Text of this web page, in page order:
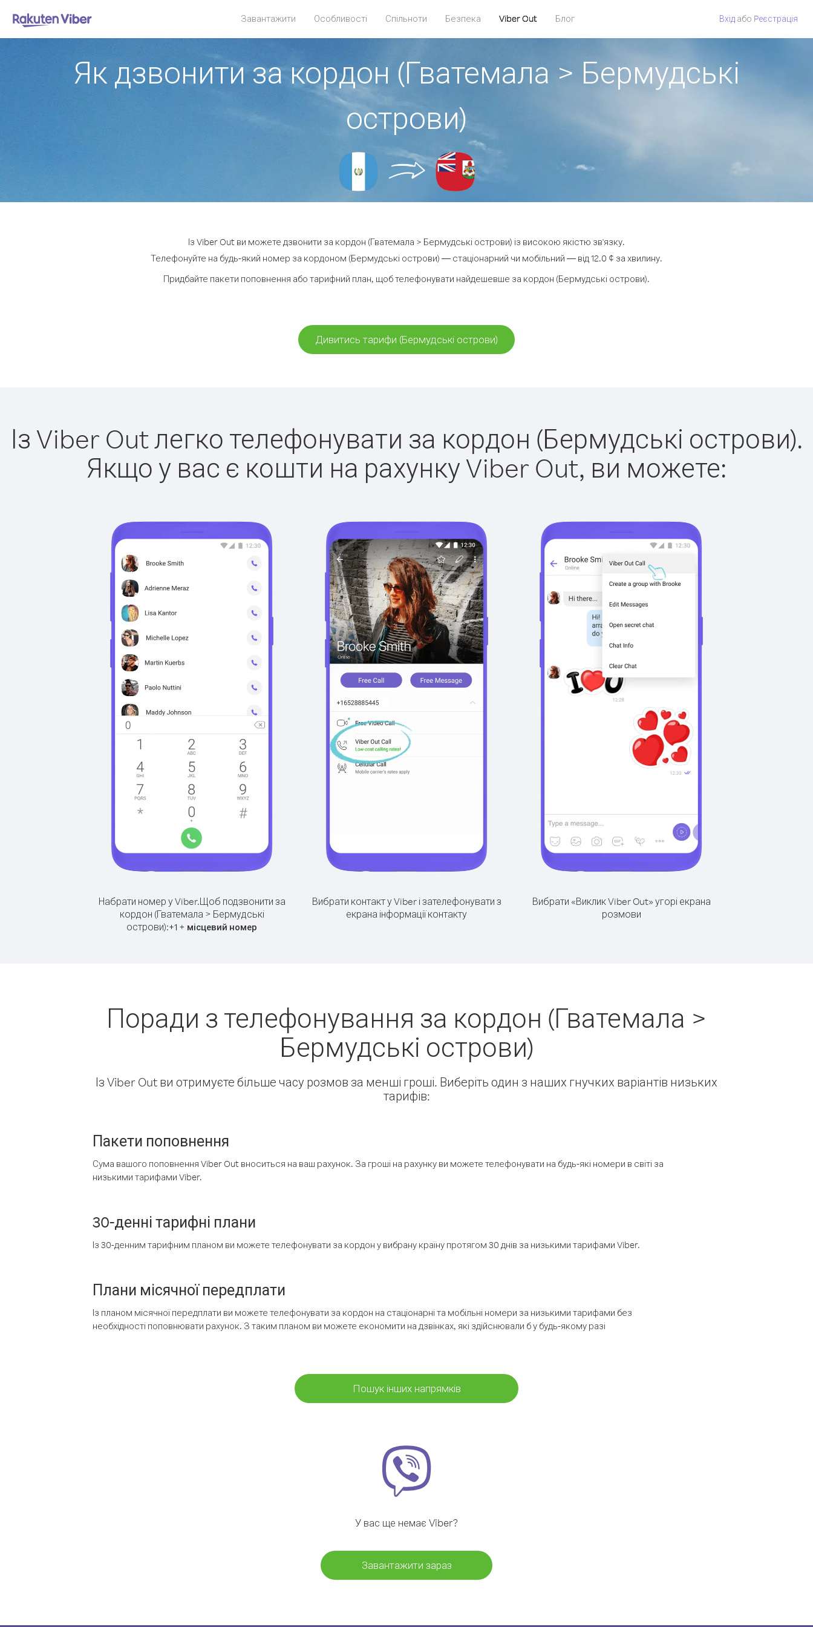
Завантажити Особливості Спільноти Безпека Viber Out Блог Вхід або Pеєстрація
Як дзвонити за кордон (Гватемала > Бермудські
острови)
Із Viber Out ви можете дзвонити за кордон (Гватемала > Бермудські острови) із високою якістю зв'язку.
Телефонуйте на будь-який номер за кордоном (Бермудські острови) — стаціонарний чи мобільний — від 12.0 ¢ за хвилину.
Придбайте пакети поповнення або тарифний план, щоб телефонувати найдешевше за кордон (Бермудські острови).
Дивитись тарифи (Бермудські острови)
Із Viber Out легко телефонувати за кордон (Бермудські острови).
Якщо у вас є кошти на рахунку Viber Out, ви можете:
Набрати номер у Viber.Щоб подзвонити за
кордон (Гватемала > Бермудські
острови):+1 + місцевий номер
Вибрати контакт у Viber і зателефонувати з
екрана інформації контакту
Вибрати «Виклик Viber Out» угорі екрана
розмови
Поради з телефонування за кордон (Гватемала >
Бермудські острови)
Із Viber Out ви отримуєте більше часу розмов за менші гроші. Виберіть один з наших гнучких варіантів низьких
тарифів:
Пакети поповнення
Сума вашого поповнення Viber Out вноситься на ваш рахунок. За гроші на рахунку ви можете телефонувати на будь-які номери в світі за
низькими тарифами Viber.
30-денні тарифні плани
Із 30-денним тарифним планом ви можете телефонувати за кордон у вибрану країну протягом 30 днів за низькими тарифами Viber.
Плани місячної передплати
Із планом місячної передплати ви можете телефонувати за кордон на стаціонарні та мобільні номери за низькими тарифами без
необхідності поповнювати рахунок. З таким планом ви можете економити на дзвінках, які здійснювали б у будь-якому разі
Пошук інших напрямків
У вас ще немає Viber?
Завантажити зараз